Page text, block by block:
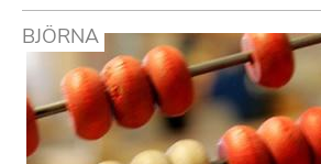
BJÖRNA